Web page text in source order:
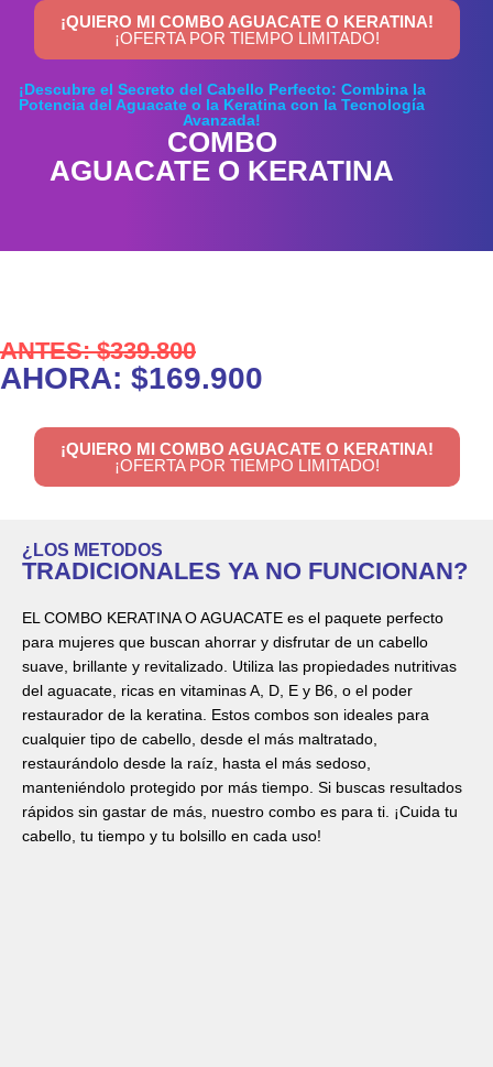
¡QUIERO MI COMBO AGUACATE O KERATINA!
¡OFERTA POR TIEMPO LIMITADO!
¡Descubre el Secreto del Cabello Perfecto: Combina la
Potencia del Aguacate o la Keratina con la Tecnología
Avanzada!
COMBO
AGUACATE O KERATINA
ANTES: $339.800
AHORA: $169.900
¡QUIERO MI COMBO AGUACATE O KERATINA!
¡OFERTA POR TIEMPO LIMITADO!
¿LOS METODOS
TRADICIONALES YA NO FUNCIONAN?
EL COMBO KERATINA O AGUACATE es el paquete perfecto
para mujeres que buscan ahorrar y disfrutar de un cabello
suave, brillante y revitalizado. Utiliza las propiedades nutritivas
del aguacate, ricas en vitaminas A, D, E y B6, o el poder
restaurador de la keratina. Estos combos son ideales para
cualquier tipo de cabello, desde el más maltratado,
restaurándolo desde la raíz, hasta el más sedoso,
manteniéndolo protegido por más tiempo. Si buscas resultados
rápidos sin gastar de más, nuestro combo es para ti. ¡Cuida tu
cabello, tu tiempo y tu bolsillo en cada uso!